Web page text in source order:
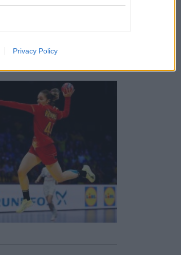
Privacy Policy